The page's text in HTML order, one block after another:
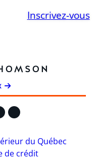
Inscrivez-vous
YouTube
du Québec
de crédit